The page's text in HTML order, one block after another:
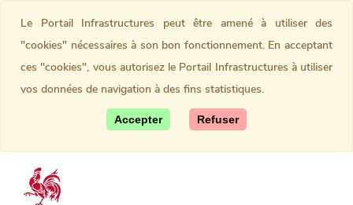
Le Portail Infrastructures peut être amené à utiliser des
"cookies" nécessaires à son bon fonctionnement. En acceptant
ces "cookies", vous autorisez le Portail Infrastructures à utiliser
vos données de navigation à des fins statistiques.
Accepter Refuser